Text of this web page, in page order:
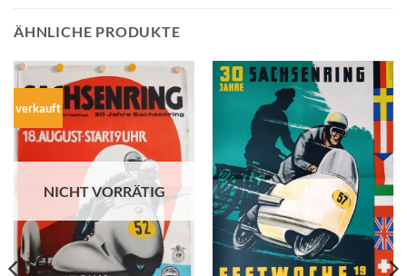
ÄHNLICHE PRODUKTE
verkauft
NICHT VORRÄTIG